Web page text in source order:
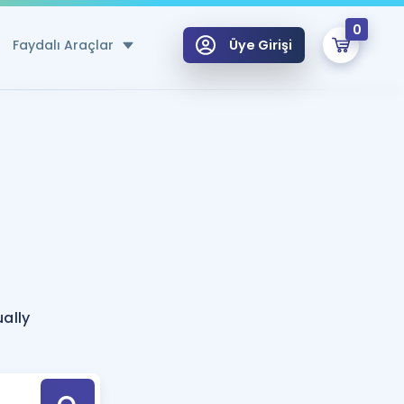
Faydalı Araçlar
Hesaplama Aracı
için Öneriler
Tek Takvimde
Üye Girişi
0
Hoca ile seni sınava hazırlayacak onlarca eğitim seni bekliyor!